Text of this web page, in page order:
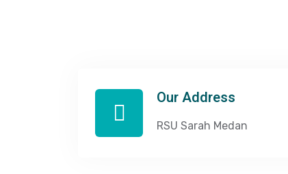
Our Address
RSU Sarah Medan